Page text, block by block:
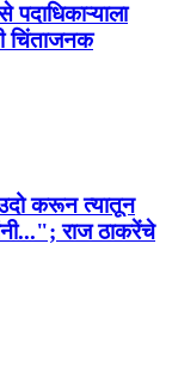
चिंताजनक
करून त्यातून
राज ठाकरेंचे